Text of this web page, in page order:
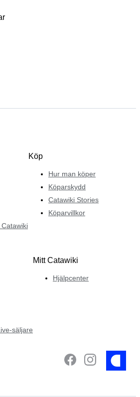
Köp
Hur man köper
Köparskydd
Catawiki Stories
Köparvillkor
säljare
Mitt Catawiki
Hjälpcenter